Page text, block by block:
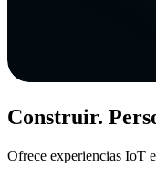
Construir.
Ofrece experiencias IoT